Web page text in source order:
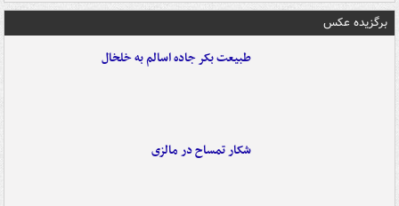
برگزیده عکس
طبیعت بکر جاده اسالم به خلخال
شکار تمساح در مالزی